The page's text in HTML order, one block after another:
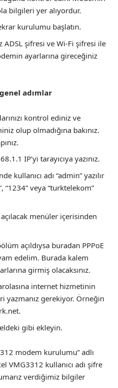
bilgileri yer alıyordur.
kurulumu başlatın.
ADSL şifresi ve Wi-Fi şifresi ile
ayarlarına gireceğiniz
adımlar
kontrol ediniz ve
olup olmadığına bakınız.
IP’yi tarayıcıya yazınız.
kullanıcı adı “admin” yazılır
“1234” veya “turktelekom”
menüler içerisinden
açıldıysa buradan PPPoE
edelim. Burada kalem
girmiş olacaksınız.
internet hizmetinin
yazmanız gerekiyor. Örneğin
gibi ekleyin.
modem kurulumu” adlı
VMG3312 kullanıcı adı şifre
verdiğimiz bilgiler